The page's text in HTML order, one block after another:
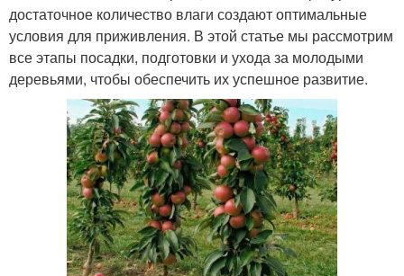
достаточное количество влаги создают оптимальные
условия для приживления. В этой статье мы рассмотрим
все этапы посадки, подготовки и ухода за молодыми
деревьями, чтобы обеспечить их успешное развитие.